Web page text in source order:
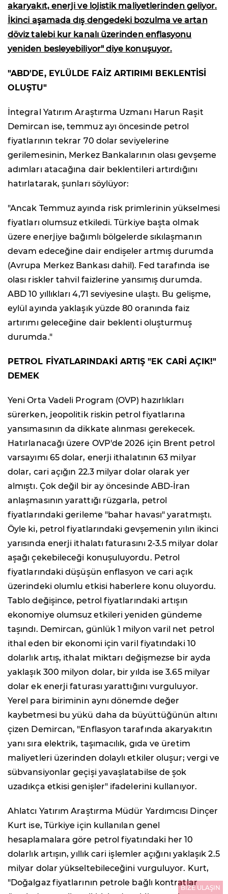
akaryakıt, enerji ve lojistik maliyetlerinden geliyor.
İkinci aşamada dış dengedeki bozulma ve artan
döviz talebi kur kanalı üzerinden enflasyonu
yeniden besleyebiliyor" diye konuşuyor.
"ABD'DE, EYLÜLDE FAİZ ARTIRIMI BEKLENTİSİ
OLUŞTU"
İntegral Yatırım Araştırma Uzmanı Harun Raşit
Demircan ise, temmuz ayı öncesinde petrol
fiyatlarının tekrar 70 dolar seviyelerine
gerilemesinin, Merkez Bankalarının olası gevşeme
adımları atacağına dair beklentileri artırdığını
hatırlatarak, şunları söylüyor:
"Ancak Temmuz ayında risk primlerinin yükselmesi
fiyatları olumsuz etkiledi. Türkiye başta olmak
üzere enerjiye bağımlı bölgelerde sıkılaşmanın
devam edeceğine dair endişeler artmış durumda
(Avrupa Merkez Bankası dahil). Fed tarafında ise
olası riskler tahvil faizlerine yansımış durumda.
ABD 10 yıllıkları 4,71 seviyesine ulaştı. Bu gelişme,
eylül ayında yaklaşık yüzde 80 oranında faiz
artırımı geleceğine dair beklenti oluşturmuş
durumda."
PETROL FİYATLARINDAKİ ARTIŞ "EK CARİ AÇIK!"
DEMEK
Yeni Orta Vadeli Program (OVP) hazırlıkları
sürerken, jeopolitik riskin petrol fiyatlarına
yansımasının da dikkate alınması gerekecek.
Hatırlanacağı üzere OVP'de 2026 için Brent petrol
varsayımı 65 dolar, enerji ithalatının 63 milyar
dolar, cari açığın 22.3 milyar dolar olarak yer
almıştı. Çok değil bir ay öncesinde ABD-İran
anlaşmasının yarattığı rüzgarla, petrol
fiyatlarındaki gerileme "bahar havası" yaratmıştı.
Öyle ki, petrol fiyatlarındaki gevşemenin yılın ikinci
yarısında enerji ithalatı faturasını 2-3.5 milyar dolar
aşağı çekebileceği konuşuluyordu. Petrol
fiyatlarındaki düşüşün enflasyon ve cari açık
üzerindeki olumlu etkisi haberlere konu oluyordu.
Tablo değişince, petrol fiyatlarındaki artışın
ekonomiye olumsuz etkileri yeniden gündeme
taşındı. Demircan, günlük 1 milyon varil net petrol
ithal eden bir ekonomi için varil fiyatındaki 10
dolarlık artış, ithalat miktarı değişmezse bir ayda
yaklaşık 300 milyon dolar, bir yılda ise 3.65 milyar
dolar ek enerji faturası yarattığını vurguluyor.
Yerel para biriminin aynı dönemde değer
kaybetmesi bu yükü daha da büyüttüğünün altını
çizen Demircan, "Enflasyon tarafında akaryakıtın
yanı sıra elektrik, taşımacılık, gıda ve üretim
maliyetleri üzerinden dolaylı etkiler oluşur; vergi ve
sübvansiyonlar geçişi yavaşlatabilse de şok
uzadıkça etkisi genişler" ifadelerini kullanıyor.
Ahlatcı Yatırım Araştırma Müdür Yardımcısı Dinçer
Kurt ise, Türkiye için kullanılan genel
hesaplamalara göre petrol fiyatındaki her 10
dolarlık artışın, yıllık cari işlemler açığını yaklaşık 2.5
milyar dolar yükseltebileceğini vurguluyor. Kurt,
"Doğalgaz fiyatlarının petrole bağlı kontratlar
BİZE ULAŞIN